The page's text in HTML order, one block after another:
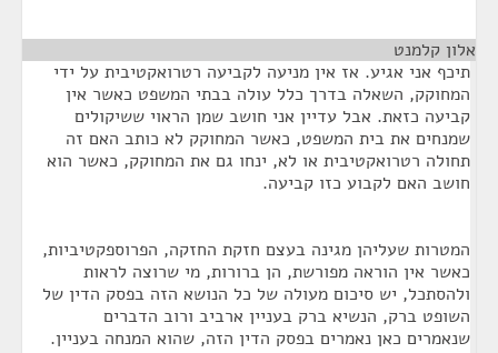
אלון קלמנט
תיכף אני אגיע. אז אין מניעה לקביעה רטרואקטיבית על ידי
המחוקק, השאלה בדרך כלל עולה בבתי המשפט כאשר אין
קביעה כזאת. אבל עדיין אני חושב שמן הראוי ששיקולים
שמנחים את בית המשפט, כאשר המחוקק לא כותב האם זה
תחולה רטרואקטיבית או לא, ינחו גם את המחוקק, כאשר הוא
חושב האם לקבוע כזו קביעה.
המטרות שעליהן מגינה בעצם חזקת החזקה, הפרוספקטיביות,
כאשר אין הוראה מפורשת, הן ברורות, מי שרוצה לראות
ולהסתכל, יש סיכום מעולה של כל הנושא הזה בפסק הדין של
השופט ברק, הנשיא ברק בעניין ארביב ורוב הדברים
שנאמרים כאן נאמרים בפסק הדין הזה, שהוא המנחה בעניין.